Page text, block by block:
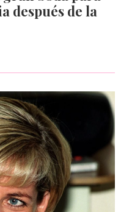
después de la